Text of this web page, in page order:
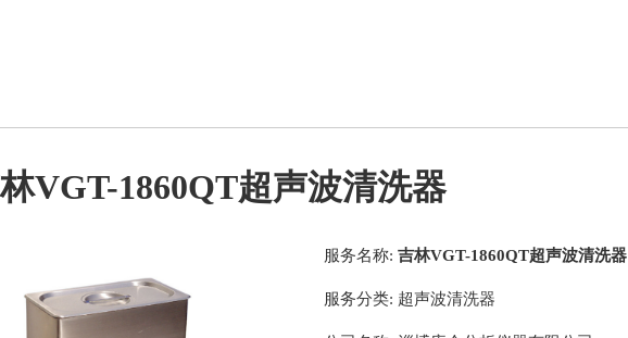
VGT-1860QT超声波清洗器
服务名称: 吉林VGT-1860QT超声波清洗器
服务分类: 超声波清洗器